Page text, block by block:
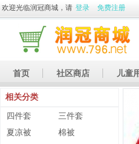
欢迎光临润冠商城，请 登录 免费注册
首页 社区商店 儿童
休闲娱乐
相关分类
四件套
三件套
夏凉被
棉被